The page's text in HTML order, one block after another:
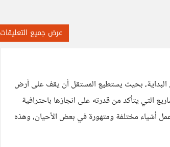
عرض جميع التعليقات
بحيث يستطيع المستقل أن يقف على أرض
التي يتأكد من قدرته على انجازها باحترافية
أشياء مختلفة ومتهورة في بعض الأحيان، وهذه